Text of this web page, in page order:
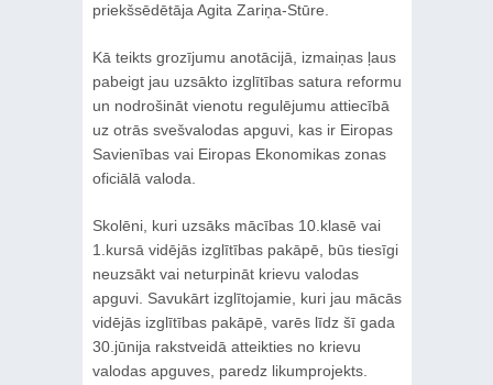
priekšsēdētāja Agita Zariņa-Stūre.
Kā teikts grozījumu anotācijā, izmaiņas ļaus
pabeigt jau uzsākto izglītības satura reformu
un nodrošināt vienotu regulējumu attiecībā
uz otrās svešvalodas apguvi, kas ir Eiropas
Savienības vai Eiropas Ekonomikas zonas
oficiālā valoda.
Skolēni, kuri uzsāks mācības 10.klasē vai
1.kursā vidējās izglītības pakāpē, būs tiesīgi
neuzsākt vai neturpināt krievu valodas
apguvi. Savukārt izglītojamie, kuri jau mācās
vidējās izglītības pakāpē, varēs līdz šī gada
30.jūnija rakstveidā atteikties no krievu
valodas apguves, paredz likumprojekts.